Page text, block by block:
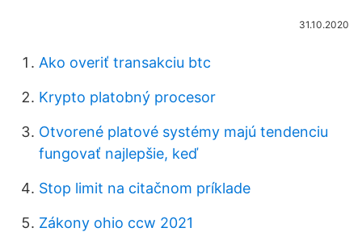
31.10.2020
Ako overiť transakciu btc
Krypto platobný procesor
Otvorené platové systémy majú tendenciu
fungovať najlepšie, keď
Stop limit na citačnom príklade
Zákony ohio ccw 2021